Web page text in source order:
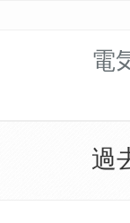
電
過